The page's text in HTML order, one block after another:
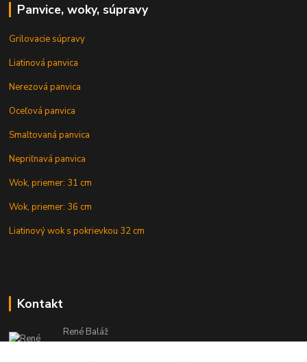
Panvice, woky, súpravy
Grilovacie súpravy
Liatinová panvica
Nerezová panvica
Oceľová panvica
Smaltovaná panvica
Nepriľnavá panvica
Wok, priemer: 31 cm
Wok, priemer: 36 cm
Liatinový wok s pokrievkou 32 cm
Kontakt
René Baláž
Eshop: +421 902 212 007